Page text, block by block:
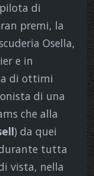
di
premi, la
Osella,
e in
di ottimi
di una
che alla
) da quei
tutta
vista, nella